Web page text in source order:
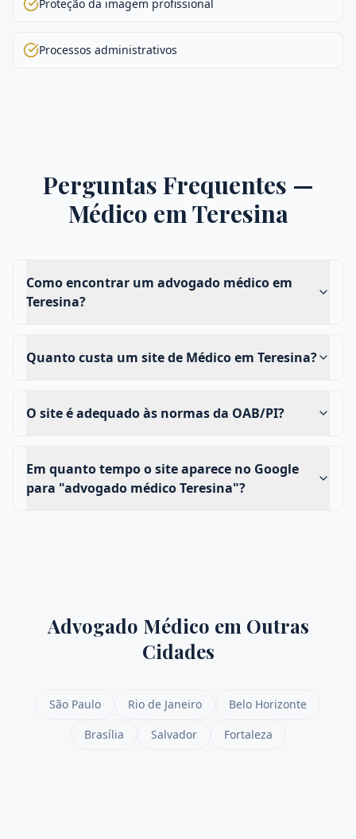
Proteção da imagem profissional
Processos administrativos
Perguntas Frequentes —
Médico emTeresina
Como encontrar um advogado médico em
Teresina?
Quanto custa um site de Médico em Teresina?
O site é adequado às normas da OAB/PI?
Em quanto tempo o site aparece no Google
para "advogado médico Teresina"?
Advogado Médico em Outras
Cidades
São Paulo Rio de Janeiro
Belo Horizonte
Brasília
Salvador Fortaleza